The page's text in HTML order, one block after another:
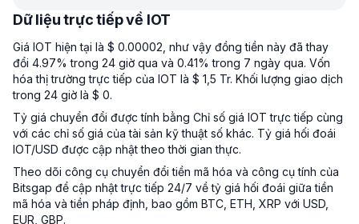
Dữ liệu trực tiếp về IOT
Giá IOT hiện tại là $ 0.00002, như vậy đồng tiền này đã thay
đổi 4.97% trong 24 giờ qua và 0.41% trong 7 ngày qua. Vốn
hóa thị trường trực tiếp của IOT là $ 1,5 Tr. Khối lượng giao dịch
trong 24 giờ là $ 0.
Tỷ giá chuyển đổi được tính bằng Chỉ số giá IOT trực tiếp cùng
với các chỉ số giá của tài sản kỹ thuật số khác. Tỷ giá hối đoái
IOT/USD được cập nhật theo thời gian thực.
Theo dõi công cụ chuyển đổi tiền mã hóa và công cụ tính của
Bitsgap để cập nhật trực tiếp 24/7 về tỷ giá hối đoái giữa tiền
mã hóa và tiền pháp định, bao gồm BTC, ETH, XRP với USD,
EUR, GBP.